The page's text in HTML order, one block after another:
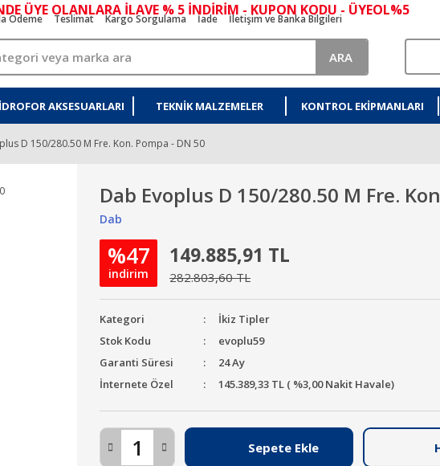
Ödeme Teslimat Kargo Sorgulama İade İletişim ve Banka Bilgileri
ARA
AKSESUARLARI TEKNIK MALZEMELER KONTROL EKIPMANLARI
D 150/280.50 M Fre. Kon. Pompa - DN 50
Dab Evoplus D 150/280.50 M Fre.
Dab
%47
indirim
149.885,91 TL
282.803,60 TL
Kategori
İkiz Tipler
Stok Kodu
evoplu59
Garanti Süresi
24 Ay
İnternete Özel
145.389,33 TL ( %3,00 Nakit Havale)
Sepete Ekle
ÜYE OLANLARA İLAVE % 5 İNDİRİM - KUPON KODU - ÜYEOL%5